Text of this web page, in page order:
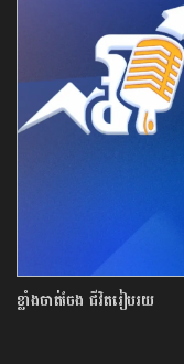
ខ្លាំងចាត់ចែង ជីវិតរៀបរយ